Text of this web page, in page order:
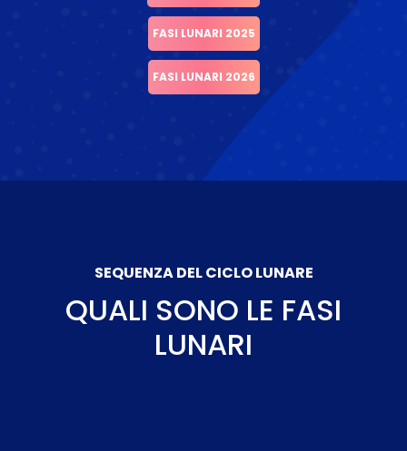
FASI LUNARI 2025
FASI LUNARI 2026
SEQUENZA DEL CICLO LUNARE
QUALI SONO LE FASI
LUNARI